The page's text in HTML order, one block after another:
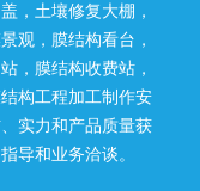
，土壤修复大棚，
观，膜结构看台，
，膜结构收费站，
构工程加工制作安
实力和产品质量获
导和业务洽谈。